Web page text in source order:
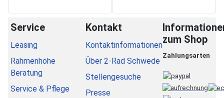
Service
Leasing
Rahmenhöhe
Beratung
Service & Pflege
Kontakt
Kontaktinformationen
Über 2-Rad Schwede
Stellengesuche
Presse
zum Shop
Zahlungsarten